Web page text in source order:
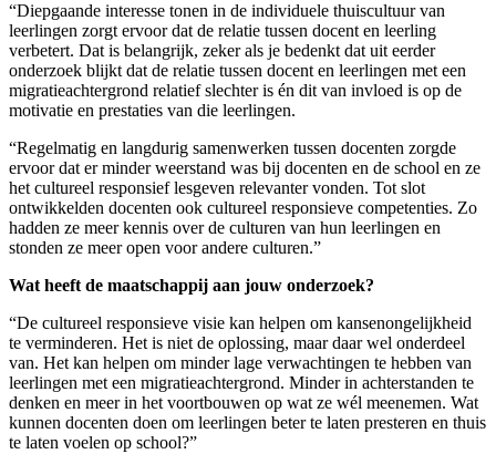
“Diepgaande interesse tonen in de individuele thuiscultuur van
leerlingen zorgt ervoor dat de relatie tussen docent en leerling
verbetert. Dat is belangrijk, zeker als je bedenkt dat uit eerder
onderzoek blijkt dat de relatie tussen docent en leerlingen met een
migratieachtergrond relatief slechter is én dit van invloed is op de
motivatie en prestaties van die leerlingen.
“Regelmatig en langdurig samenwerken tussen docenten zorgde
ervoor dat er minder weerstand was bij docenten en de school en ze
het cultureel responsief lesgeven relevanter vonden. Tot slot
ontwikkelden docenten ook cultureel responsieve competenties. Zo
hadden ze meer kennis over de culturen van hun leerlingen en
stonden ze meer open voor andere culturen.”
Wat heeft de maatschappij aan jouw onderzoek?
“De cultureel responsieve visie kan helpen om kansenongelijkheid
te verminderen. Het is niet de oplossing, maar daar wel onderdeel
van. Het kan helpen om minder lage verwachtingen te hebben van
leerlingen met een migratieachtergrond. Minder in achterstanden te
denken en meer in het voortbouwen op wat ze wél meenemen. Wat
kunnen docenten doen om leerlingen beter te laten presteren en thuis
te laten voelen op school?”